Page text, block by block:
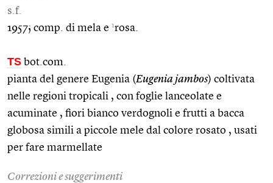
s.f.
1957; comp. di mela e 1rosa.
TS bot.com.
pianta del genere Eugenia (Eugenia jambos) coltivata
nelle regioni tropicali , con foglie lanceolate e
acuminate , fiori bianco verdognoli e frutti a bacca
globosa simili a piccole mele dal colore rosato , usati
per fare marmellate
Correzioni e suggerimenti